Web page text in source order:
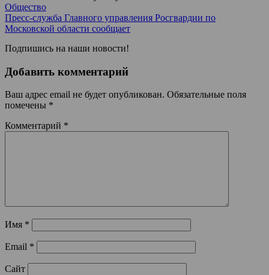
Общество
Пресс-служба Главного управления Росгвардии по
Московской области сообщает
Подпишись на наши новости!
Добавить комментарий
Ваш адрес email не будет опубликован. Обязательные поля
помечены *
Комментарий *
Имя *
Email *
Сайт